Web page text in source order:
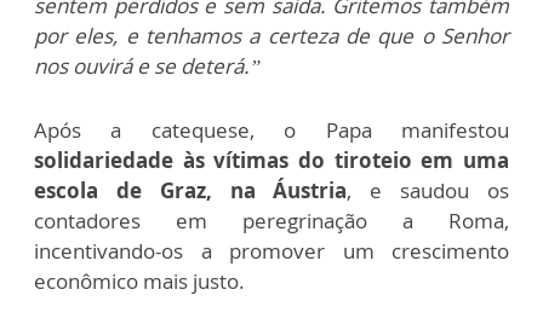
sentem perdidos e sem saída. Gritemos também
por eles, e tenhamos a certeza de que o Senhor
nos ouvirá e se deterá.”
Após a catequese, o Papa manifestou
solidariedade às vítimas do tiroteio em uma
escola de Graz, na Áustria, e saudou os
contadores em peregrinação a Roma,
incentivando-os a promover um crescimento
econômico mais justo.